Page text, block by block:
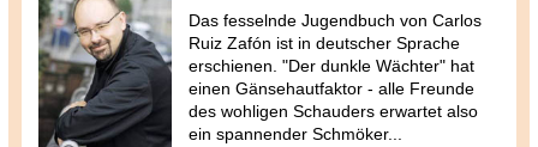
Das fesselnde Jugendbuch von Carlos
Ruiz Zafón ist in deutscher Sprache
erschienen. "Der dunkle Wächter" hat
einen Gänsehautfaktor - alle Freunde
des wohligen Schauders erwartet also
ein spannender Schmöker...